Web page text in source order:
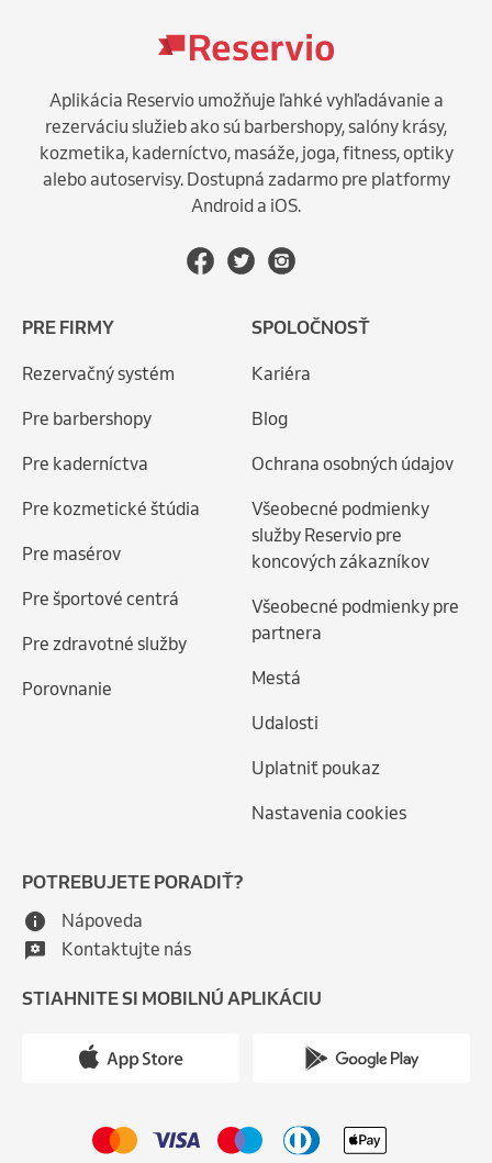
Aplikácia Reservio umožňuje ľahké vyhľadávanie a
rezerváciu služieb ako sú barbershopy, salóny krásy,
kozmetika, kaderníctvo, masáže, joga, fitness, optiky
alebo autoservisy. Dostupná zadarmo pre platformy
Android a iOS.
PRE FIRMY
Rezervačný systém
Pre barbershopy
Pre kaderníctva
Pre kozmetické štúdia
Pre masérov
Pre športové centrá
Pre zdravotné služby
Porovnanie
SPOLOČNOSŤ
Kariéra
Blog
Ochrana osobných údajov
Všeobecné podmienky
služby Reservio pre
koncových zákazníkov
Všeobecné podmienky pre
partnera
Mestá
Udalosti
Uplatniť poukaz
Nastavenia cookies
POTREBUJETE PORADIŤ?
Nápoveda
Kontaktujte nás
STIAHNITE SI MOBILNÚ APLIKÁCIU